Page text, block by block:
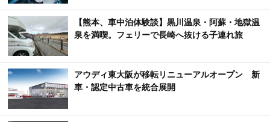
【熊本、車中泊体験談】黒川温泉・阿蘇・地獄温
泉を満喫。フェリーで長崎へ抜ける子連れ旅
アウディ東大阪が移転リニューアルオープン 新
車・認定中古車を統合展開